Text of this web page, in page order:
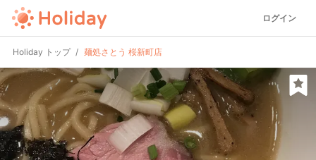
ログイン
Holiday トップ 麺処さとう 桜新町店